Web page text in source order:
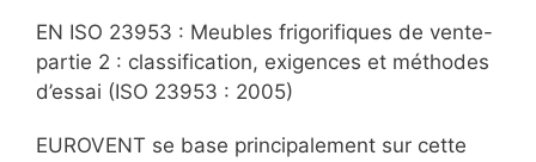
EN ISO 23953 : Meubles frigorifiques de vente-
partie 2 : classification, exigences et méthodes
d’essai (ISO 23953 : 2005)
EUROVENT se base principalement sur cette